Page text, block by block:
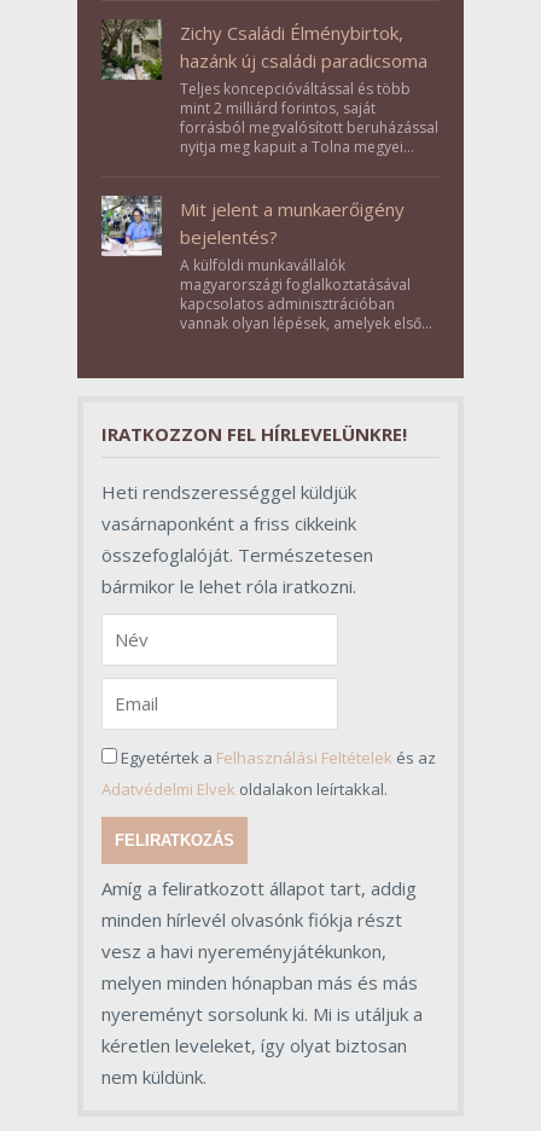
Zichy Családi Élménybirtok,
hazánk új családi paradicsoma
Teljes koncepcióváltással és több
mint 2 milliárd forintos, saját
forrásból megvalósított beruházással
nyitja meg kapuit a Tolna megyei
Mit jelent a munkaerőigény
bejelentés?
A külföldi munkavállalók
magyarországi foglalkoztatásával
kapcsolatos adminisztrációban
vannak olyan lépések, amelyek első
szerepet töltenek be az egész
IRATKOZZON FEL HÍRLEVELÜNKRE!
Heti rendszerességgel küldjük
vasárnaponként a friss cikkeink
összefoglalóját. Természetesen
bármikor le lehet róla iratkozni.
Egyetértek a Felhasználási Feltételek és az
Adatvédelmi Elvek oldalakon leírtakkal.
FELIRATKOZÁS
Amíg a feliratkozott állapot tart, addig
minden hírlevél olvasónk fiókja részt
vesz a havi nyereményjátékunkon,
melyen minden hónapban más és más
nyereményt sorsolunk ki. Mi is utáljuk a
kéretlen leveleket, így olyat biztosan
nem küldünk.